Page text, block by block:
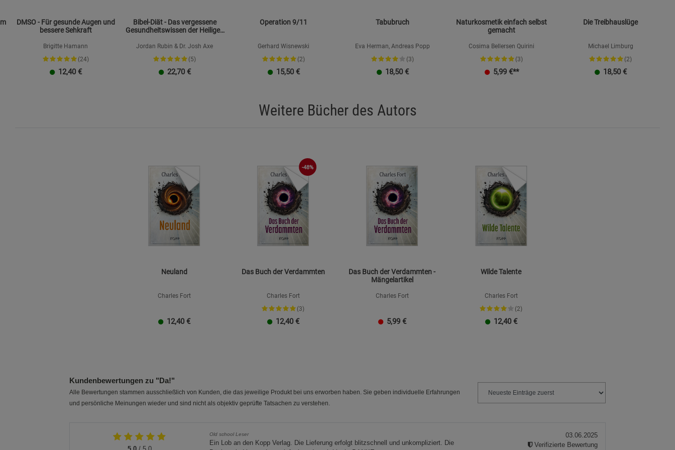
DMSO - Für gesunde Augen und
bessere Sehkraft
Brigitte Hamann
(24)
12,40 €
Bibel-Diät - Das vergessene
Gesundheitswissen der Heiligen
Jordan Rubin & Dr. Josh Axe
(5)
22,70 €
Operation 9/11
Gerhard Wisnewski
(2)
15,50 €
Tabubruch
Eva Herman, Andreas Popp
(3)
18,50 €
Naturkosmetik einfach selbst
gemacht
Cosima Bellersen Quirini
(3)
5,99 €**
Die Treibhauslüge
Michael Limburg
(2)
18,50 €
Weitere Bücher des Autors
Neuland
Charles Fort
12,40 €
-48%
Das Buch der Verdammten
Charles Fort
(3)
12,40 €
Das Buch der Verdammten -
Mängelartikel
Charles Fort
5,99 €
Wilde Talente
Charles Fort
(2)
12,40 €
Kundenbewertungen zu "Da!"
Alle Bewertungen stammen ausschließlich von Kunden, die das jeweilige Produkt bei uns erworben haben. Sie geben individuelle Erfahrungen
und persönliche Meinungen wieder und sind nicht als objektiv geprüfte Tatsachen zu verstehen.
Old school Leser
Ein Lob an den Kopp Verlag. Die Lieferung erfolgt blitzschnell und unkompliziert. Die
03.06.2025
Verifizierte Bewertung